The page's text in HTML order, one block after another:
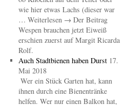
wie hier etwas Lachs (dieser war
… Weiterlesen → Der Beitrag
Wespen brauchen jetzt Eiweiß
erschien zuerst auf Margit Ricarda
Rolf.
Auch Stadtbienen haben Durst 17.
Mai 2018
Wer ein Stück Garten hat, kann
ihnen durch eine Bienentränke
helfen. Wer nur einen Balkon hat,